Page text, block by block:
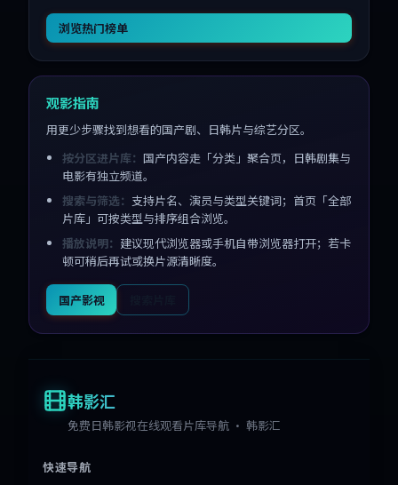
浏览热门榜单
观影指南
用更少步骤找到想看的国产剧、日韩片与综艺分区。
按分区进片库： 国产内容走「分类」聚合页，日韩剧集与
电影有独立频道。
搜索与筛选： 支持片名、演员与类型关键词；首页「全部
片库」可按类型与排序组合浏览。
播放说明： 建议现代浏览器或手机自带浏览器打开；若卡
顿可稍后再试或换片源清晰度。
国产影视
韩影汇
免费日韩影视在线观看片库导航 · 韩影汇
快速导航